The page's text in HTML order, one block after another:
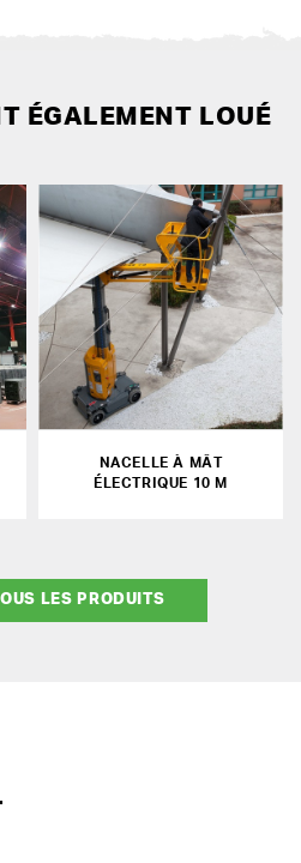
ÉGALEMENT LOUÉ
NACELLE À MÂT
ÉLECTRIQUE 10 M
LES PRODUITS